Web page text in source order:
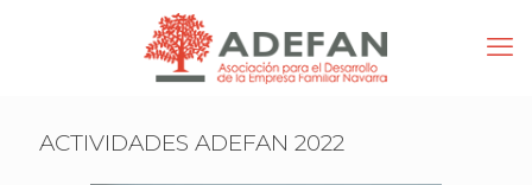
ACTIVIDADES ADEFAN 2022